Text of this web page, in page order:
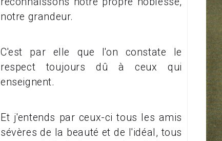
notre grandeur.
C'est par elle que l'on constate le
respect toujours dû à ceux qui
enseignent.
Et j'entends par ceux-ci tous les amis
sévères de la beauté et de l'idéal, tous